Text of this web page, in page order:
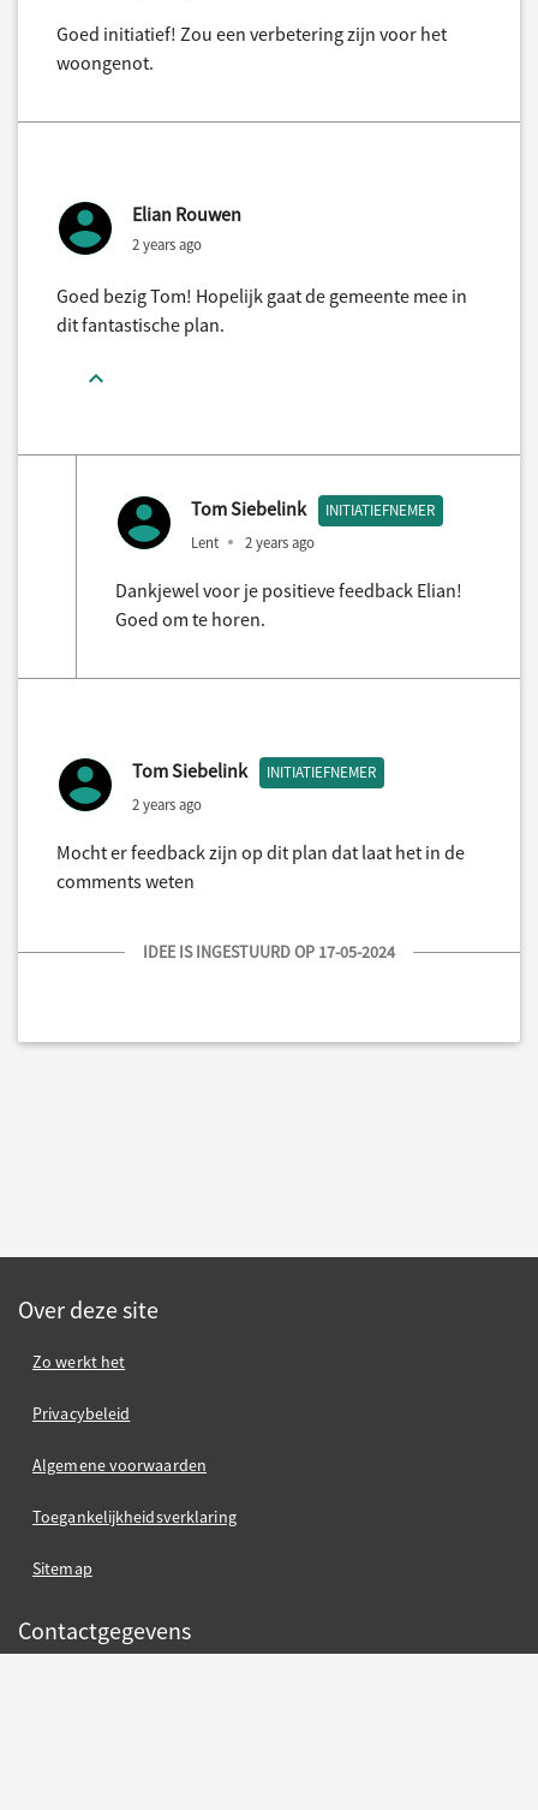
Goed initiatief! Zou een verbetering zijn voor het
woongenot.
Elian Rouwen
2 years ago
Goed bezig Tom! Hopelijk gaat de gemeente mee in
dit fantastische plan.
Tom Siebelink INITIATIEFNEMER
Lent 2 years ago
Dankjewel voor je positieve feedback Elian!
Goed om te horen.
Tom Siebelink INITIATIEFNEMER
2 years ago
Mocht er feedback zijn op dit plan dat laat het in de
comments weten
IDEE IS INGESTUURD OP 17-05-2024
Over deze site
Zo werkt het
Privacybeleid
Algemene voorwaarden
Toegankelijkheidsverklaring
Sitemap
Contactgegevens